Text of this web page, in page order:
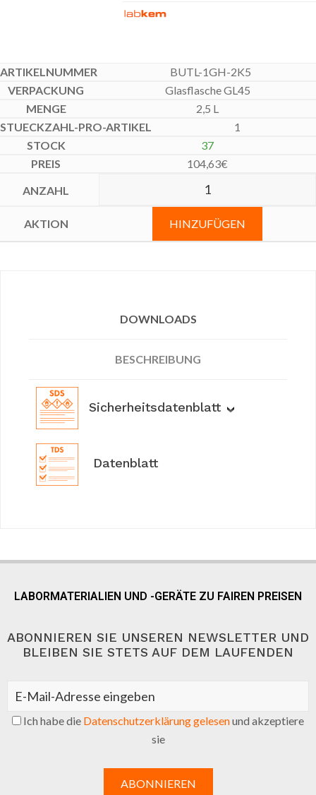
BUTL-1GH-2K5
Glasflasche GL45
2,5 L
1
37
104,63€
HINZUFÜGEN
DOWNLOADS
BESCHREIBUNG
Sicherheitsdatenblatt
Datenblatt
LABORMATERIALIEN UND -GERÄTE ZU FAIREN PREISEN
ABONNIEREN SIE UNSEREN NEWSLETTER UND
BLEIBEN SIE STETS AUF DEM LAUFENDEN
Ich habe die Datenschutzerklärung gelesenund akzeptiere
sie